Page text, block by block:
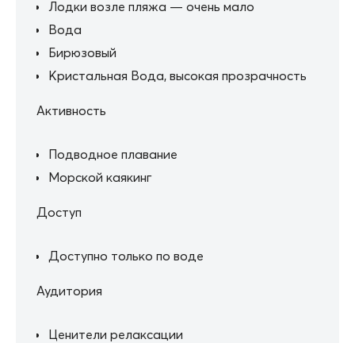
Лодки возле пляжа — очень мало
Вода
Бирюзовый
Кристальная Вода, высокая прозрачность
Активность
Подводное плавание
Морской каякинг
Доступ
Доступно только по воде
Аудитория
Ценители релаксации